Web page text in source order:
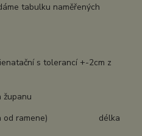
tabulku naměřených
s tolerancí +-2cm z
délka